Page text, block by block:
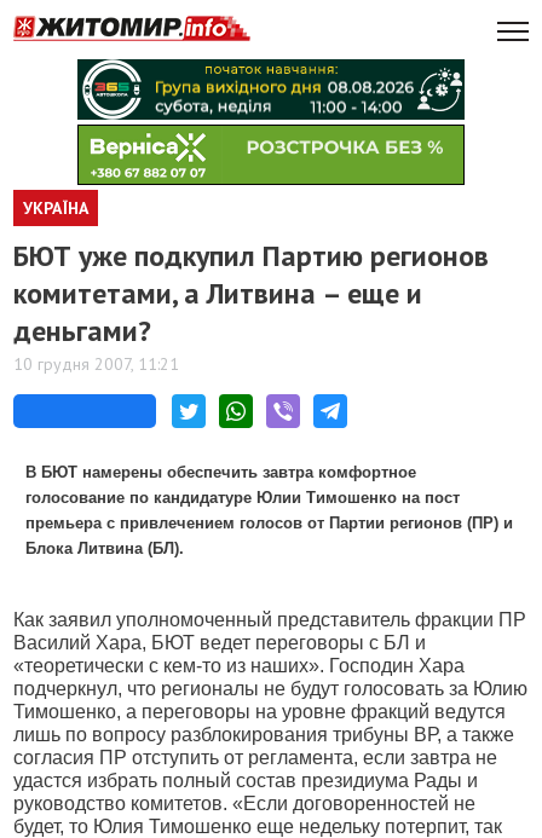
УКРАЇНА
БЮТ уже подкупил Партию регионов
комитетами, а Литвина – еще и
деньгами?
10 грудня 2007, 11:21
В БЮТ намерены обеспечить завтра комфортное
голосование по кандидатуре Юлии Тимошенко на пост
премьера с привлечением голосов от Партии регионов (ПР) и
Блока Литвина (БЛ).
Как заявил уполномоченный представитель фракции ПР
Василий Хара, БЮТ ведет переговоры с БЛ и
«теоретически с кем-то из наших». Господин Хара
подчеркнул, что регионалы не будут голосовать за Юлию
Тимошенко, а переговоры на уровне фракций ведутся
лишь по вопросу разблокирования трибуны ВР, а также
согласия ПР отступить от регламента, если завтра не
удастся избрать полный состав президиума Рады и
руководство комитетов. «Если договоренностей не
будет, то Юлия Тимошенко еще недельку потерпит, так